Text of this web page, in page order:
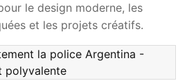
le design moderne, les
et les projets créatifs.